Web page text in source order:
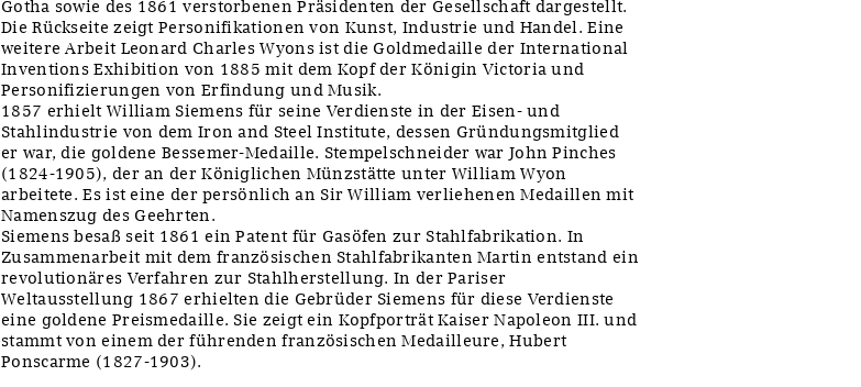
Gotha sowie des 1861 verstorbenen Präsidenten der Gesellschaft dargestellt.
Die Rückseite zeigt Personifikationen von Kunst, Industrie und Handel. Eine
weitere Arbeit Leonard Charles Wyons ist die Goldmedaille der International
Inventions Exhibition von 1885 mit dem Kopf der Königin Victoria und
Personifizierungen von Erfindung und Musik.
1857 erhielt William Siemens für seine Verdienste in der Eisen- und
Stahlindustrie von dem Iron and Steel Institute, dessen Gründungsmitglied
er war, die goldene Bessemer-Medaille. Stempelschneider war John Pinches
(1824-1905), der an der Königlichen Münzstätte unter William Wyon
arbeitete. Es ist eine der persönlich an Sir William verliehenen Medaillen mit
Namenszug des Geehrten.
Siemens besaß seit 1861 ein Patent für Gasöfen zur Stahlfabrikation. In
Zusammenarbeit mit dem französischen Stahlfabrikanten Martin entstand ein
revolutionäres Verfahren zur Stahlherstellung. In der Pariser
Weltausstellung 1867 erhielten die Gebrüder Siemens für diese Verdienste
eine goldene Preismedaille. Sie zeigt ein Kopfporträt Kaiser Napoleon III. und
stammt von einem der führenden französischen Medailleure, Hubert
Ponscarme (1827-1903).